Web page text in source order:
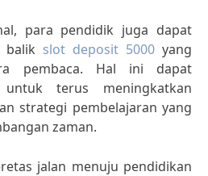
para pendidik juga dapat
balik slot deposit 5000 yang
pembaca. Hal ini dapat
terus meningkatkan
strategi pembelajaran yang
zaman.
jalan menuju pendidikan